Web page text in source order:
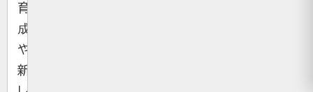
育
成
や
新